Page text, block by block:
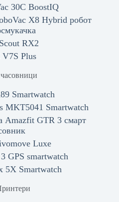
30C BoostIQ
X8 Hybrid робот
RX2
Plus
Smartwatch
MKT5041 Smartwatch
Amazfit GTR 3 смарт
Luxe
GPS smartwatch
5X Smartwatch